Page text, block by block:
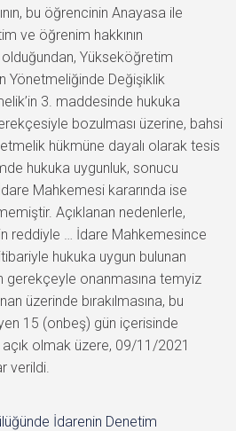
bu öğrencinin Anayasa ile
ve öğrenim hakkının
Yükseköğretim
Yönetmeliğinde Değişiklik
3. maddesinde hukuka
bozulması üzerine, bahsi
hükmüne dayalı olarak tesis
hukuka uygunluk, sonucu
Mahkemesi kararında ise
Açıklanan nedenlerle,
reddiyle … İdare Mahkemesince
hukuka uygun bulunan
gerekçeyle onanmasına temyiz
üzerinde bırakılmasına, bu
15 (onbeş) gün içerisinde
olmak üzere, 09/11/2021
verildi.
İdarenin Denetim